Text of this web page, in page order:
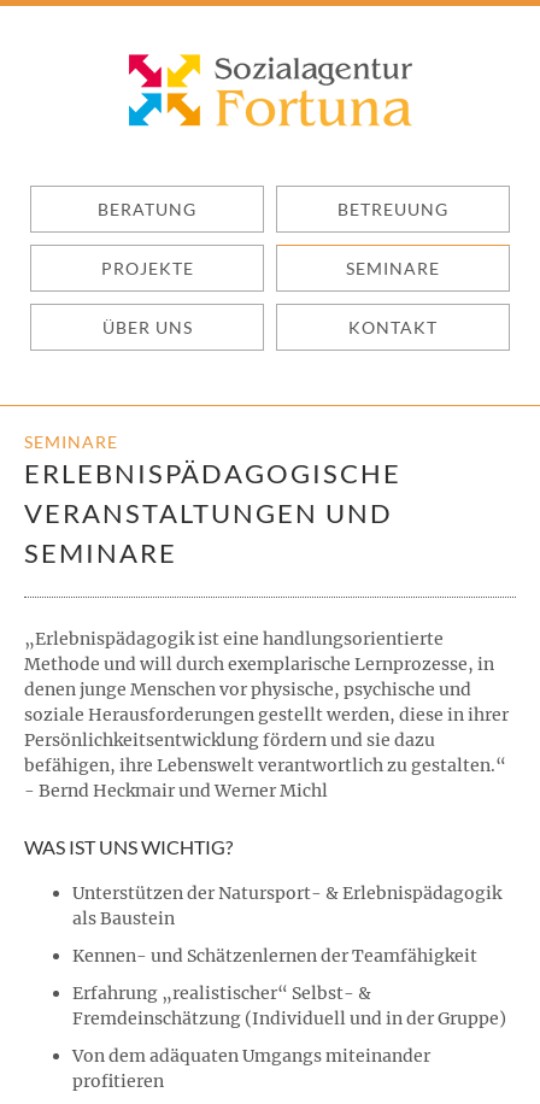
BERATUNG BETREUUNG
PROJEKTE SEMINARE
ÜBER UNS KONTAKT
SEMINARE
ERLEBNISPÄDAGOGISCHE
VERANSTALTUNGEN UND
SEMINARE
„Erlebnispädagogik ist eine handlungsorientierte
Methode und will durch exemplarische Lernprozesse, in
denen junge Menschen vor physische, psychische und
soziale Herausforderungen gestellt werden, diese in ihrer
Persönlichkeitsentwicklung fördern und sie dazu
befähigen, ihre Lebenswelt verantwortlich zu gestalten.“
- Bernd Heckmair und Werner Michl
WAS IST UNS WICHTIG?
Unterstützen der Natursport- & Erlebnispädagogik
als Baustein
Kennen- und Schätzenlernen der Teamfähigkeit
Erfahrung „realistischer“ Selbst- &
Fremdeinschätzung (Individuell und in der Gruppe)
Von dem adäquaten Umgangs miteinander
profitieren